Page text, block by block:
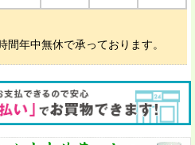
年中無休で承っております。